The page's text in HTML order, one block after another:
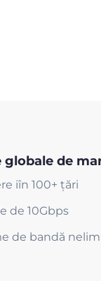
globale de
iîn 100+ țări
de 10Gbps
de bandă